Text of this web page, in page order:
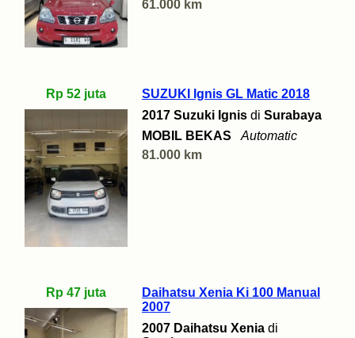
61.000 km
Rp 52 juta
SUZUKI Ignis GL Matic 2018
2017 Suzuki Ignis di Surabaya
MOBIL BEKAS
Automatic
81.000 km
Rp 47 juta
Daihatsu Xenia Ki 100 Manual
2007
2007 Daihatsu Xenia di